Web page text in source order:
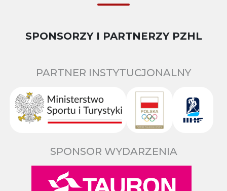
SPONSORZY I PARTNERZY PZHL
PARTNER INSTYTUCJONALNY
SPONSOR WYDARZENIA